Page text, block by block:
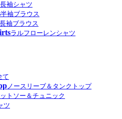
長袖シャツ
半袖ブラウス
長袖ブラウス
ラルフローレンシャツ
て
ノースリーブ＆タンクトップ
トソー＆チュニック
ツ